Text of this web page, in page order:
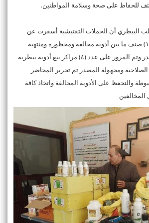
للحفاظ على صحة وسلامة المواطنين.
البيطري أن الحملات التفتيشية أسفرت عن
ضبط (١٩٠١)عبوة لـ (١٠٥) صنف ما بين أدوية مخالفة ومحظورة ومنتهية
الصلاحية ومجهولة المصدر وتم المرور على عدد (٤) مراكز بيع أدوية بيطرية
ومجهولة المصدر تم تحرير المحاضر
والتحفظ على الأدوية المخالفة واتخاذ كافة
المخالفين